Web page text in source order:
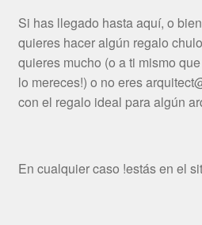
Si has llegado hasta aquí, o
quieres hacer algún regalo
quieres mucho (o a ti mismo
lo mereces!) o no eres
con el regalo ideal para algún
En cualquier caso !estás en el